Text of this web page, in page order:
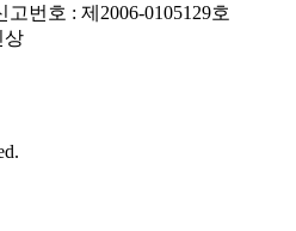
번호 : 제2006-0105129호
상